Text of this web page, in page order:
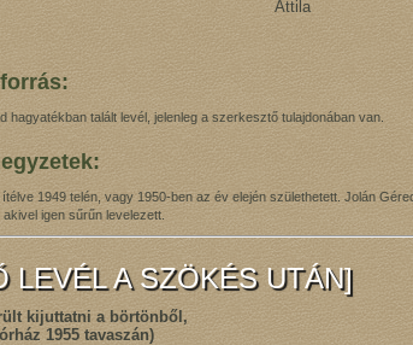
hagyatékban talált levél, jelenleg a szerkesztő tulajdonában van.
ítélve 1949 telén, vagy 1950-ben az év elején születhetett. Jolán
igen sűrűn levelezett.
LEVÉL A SZÖKÉS UTÁN]
kijuttatni a börtönből,
1955 tavaszán)